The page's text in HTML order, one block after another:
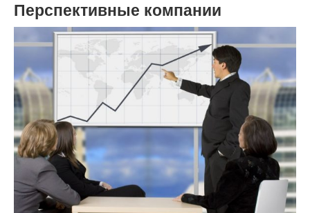
Перспективные компании